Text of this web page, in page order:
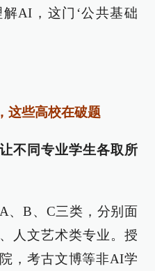
AI，这门‘公共基础
这些高校在破题
不同专业学生各取所
、B、C三类，分别面
人文艺术类专业。授
，考古文博等非AI学